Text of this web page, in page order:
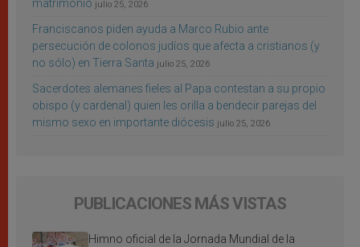
matrimonio julio 25, 2026
Franciscanos piden ayuda a Marco Rubio ante
persecución de colonos judíos que afecta a cristianos (y
no sólo) en Tierra Santa julio 25, 2026
Sacerdotes alemanes fieles al Papa contestan a su propio
obispo (y cardenal) quien les orilla a bendecir parejas del
mismo sexo en importante diócesis julio 25, 2026
PUBLICACIONES MÁS VISTAS
Himno oficial de la Jornada Mundial de la